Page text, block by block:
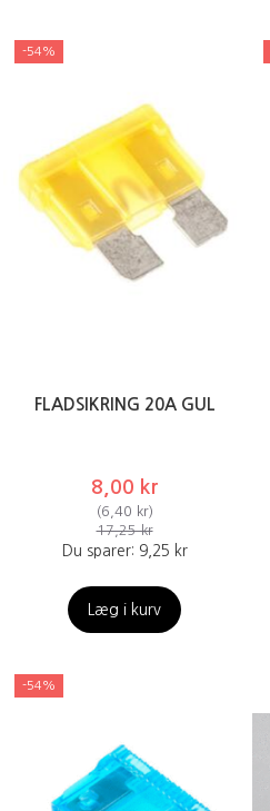
-54%
FLADSIKRING 20A GUL
8,00 kr
(6,40 kr)
17,25 kr
Du sparer: 9,25 kr
Læg i kurv
-54%